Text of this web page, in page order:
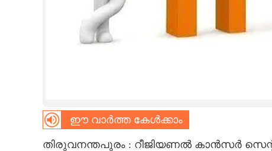
CARTOONS
ഈ വാർത്ത കേൾക്കാം
തിരുവനന്തപുരം : റീജിയണൽ കാൻസർ